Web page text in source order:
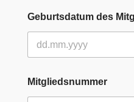
m
Geburtsdatum des
Mitgliedsnummer